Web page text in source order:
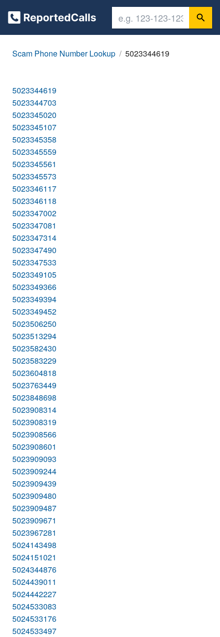
Scam Phone Number Lookup 5023344619
5023344619
5023344703
5023345020
5023345107
5023345358
5023345559
5023345561
5023345573
5023346117
5023346118
5023347002
5023347081
5023347314
5023347490
5023347533
5023349105
5023349366
5023349394
5023349452
5023506250
5023513294
5023582430
5023583229
5023604818
5023763449
5023848698
5023908314
5023908319
5023908566
5023908601
5023909093
5023909244
5023909439
5023909480
5023909487
5023909671
5023967281
5024143498
5024151021
5024344876
5024439011
5024442227
5024533083
5024533176
5024533497